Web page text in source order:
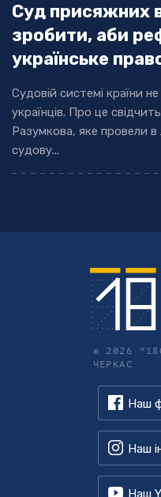
Суд присяжних
зробити, аби
українське
Судовій системі країни
українців. Про це
Разумкова, яке провели
судову...
© 2026
ЧЕРКАС
Наш
Наш
Наш